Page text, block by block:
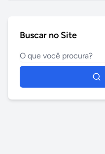
Buscar no Site